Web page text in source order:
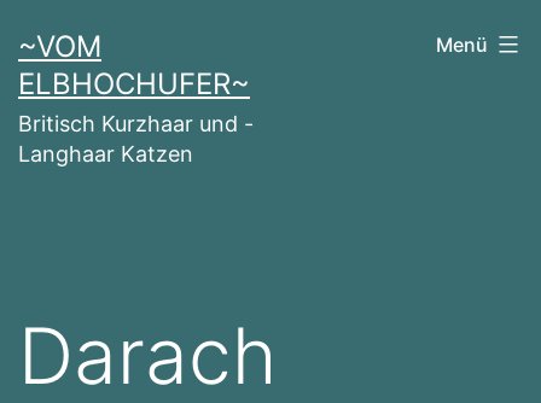
Inhalt
springen
~VOM
ELBHOCHUFER~
Britisch Kurzhaar und -
Langhaar Katzen
Menü
Darach